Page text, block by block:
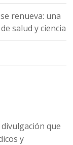
renueva: una
salud y ciencia
que
y